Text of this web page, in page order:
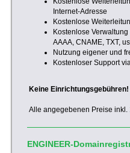
Internet-Adresse
Kostenlose
Kostenlose
AAAA, CNAME, TXT,
Nutzung eigener und
Kostenloser Support
Keine Einrichtungsgebühren!
Alle angegebenen Preise inkl.
ENGINEER-